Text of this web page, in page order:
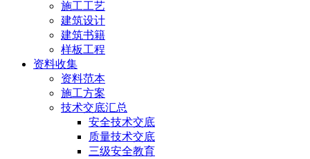
施工工艺
建筑设计
建筑书籍
样板工程
资料收集
资料范本
施工方案
技术交底汇总
安全技术交底
质量技术交底
三级安全教育